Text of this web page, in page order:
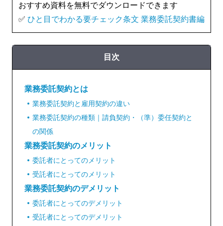
おすすめ資料を無料でダウンロードできます
✅ ひと目でわかる要チェック条文 業務委託契約書編
目次
業務委託契約とは
業務委託契約と雇用契約の違い
業務委託契約の種類｜請負契約・（準）委任契約と
の関係
業務委託契約のメリット
委託者にとってのメリット
受託者にとってのメリット
業務委託契約のデメリット
委託者にとってのデメリット
受託者にとってのデメリット